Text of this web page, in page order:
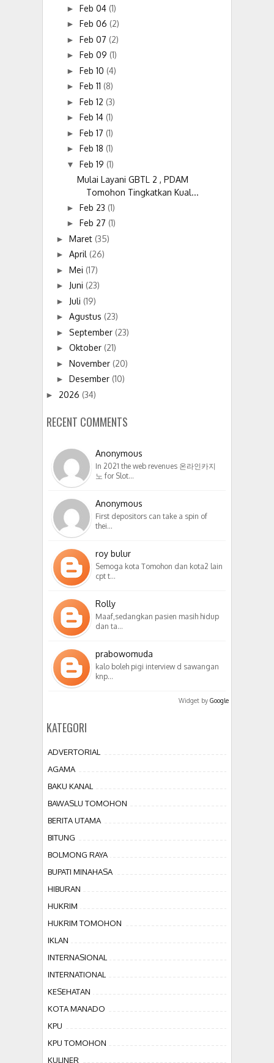
► Feb 04 (1)
► Feb 06 (2)
► Feb 07 (2)
► Feb 09 (1)
► Feb 10 (4)
► Feb 11 (8)
► Feb 12 (3)
► Feb 14 (1)
► Feb 17 (1)
► Feb 18 (1)
▼ Feb 19 (1)
Mulai Layani GBTL 2 , PDAM
Tomohon Tingkatkan Kual...
► Feb 23 (1)
► Feb 27 (1)
► Maret (35)
► April (26)
► Mei (17)
► Juni (23)
► Juli (19)
► Agustus (23)
► September (23)
► Oktober (21)
► November (20)
► Desember (10)
► 2026 (34)
RECENT COMMENTS
Anonymous
In 2021 the web revenues 온라인카지
노 for Slot…
Anonymous
First depositors can take a spin of
thei…
roy bulur
Semoga kota Tomohon dan kota2 lain
cpt t…
Rolly
Maaf,sedangkan pasien masih hidup
dan ta…
prabowomuda
kalo boleh pigi interview d sawangan
knp…
Widget by Google
KATEGORI
ADVERTORIAL
AGAMA
BAKU KANAL
BAWASLU TOMOHON
BERITA UTAMA
BITUNG
BOLMONG RAYA
BUPATI MINAHASA
HIBURAN
HUKRIM
HUKRIM TOMOHON
IKLAN
INTERNASIONAL
INTERNATIONAL
KESEHATAN
KOTA MANADO
KPU
KPU TOMOHON
KULINER